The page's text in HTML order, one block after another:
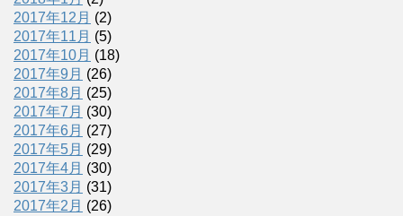
2017年12月 (2)
2017年11月 (5)
2017年10月 (18)
2017年9月 (26)
2017年8月 (25)
2017年7月 (30)
2017年6月 (27)
2017年5月 (29)
2017年4月 (30)
2017年3月 (31)
2017年2月 (26)